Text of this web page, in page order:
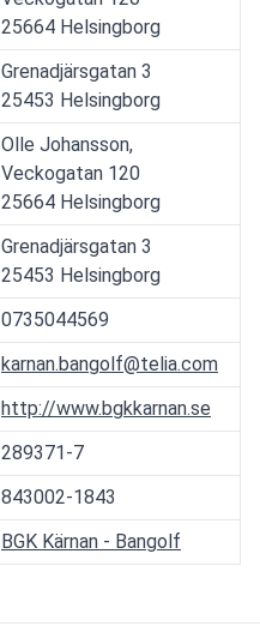
25664 Helsingborg
Grenadjärsgatan 3
25453 Helsingborg
Olle Johansson,
Veckogatan 120
25664 Helsingborg
Grenadjärsgatan 3
25453 Helsingborg
0735044569
karnan.bangolf@telia.com
http://www.bgkkarnan.se
289371-7
843002-1843
BGK Kärnan - Bangolf